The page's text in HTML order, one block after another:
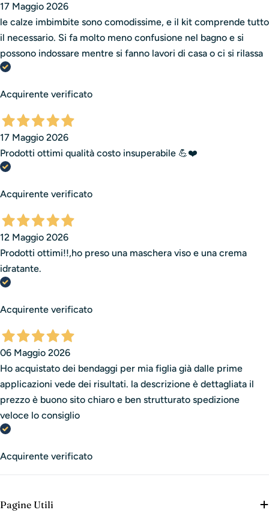
17 Maggio 2026
le calze imbimbite sono comodissime, e il kit comprende tutto
il necessario. Si fa molto meno confusione nel bagno e si
possono indossare mentre si fanno lavori di casa o ci si rilassa
Acquirente verificato
17 Maggio 2026
Prodotti ottimi qualità costo insuperabile 💪❤️
Acquirente verificato
12 Maggio 2026
Prodotti ottimi!!,ho preso una maschera viso e una crema
idratante.
Acquirente verificato
06 Maggio 2026
Ho acquistato dei bendaggi per mia figlia già dalle prime
applicazioni vede dei risultati. la descrizione è dettagliata il
prezzo è buono sito chiaro e ben strutturato spedizione
veloce lo consiglio
Acquirente verificato
Pagine Utili